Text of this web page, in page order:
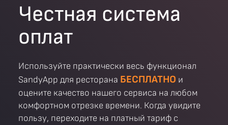
Честная система
оплат
Используйте практически весь функционал
SandyApp для ресторана БЕСПЛАТНО и
оцените качество нашего сервиса на любом
комфортном отрезке времени. Когда увидите
пользу, переходите на платный тариф с